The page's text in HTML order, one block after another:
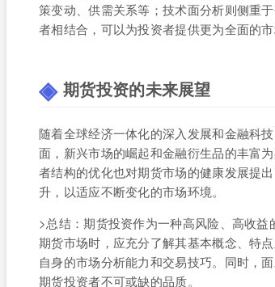
策变动、供需关系等；技术面分析则侧重
者相结合，可以为投资者提供更为全面的市
期货投资的未来展望
随着全球经济一体化的深入发展和金融科
面，新兴市场的崛起和金融衍生品的丰富
者结构的优化也对期货市场的健康发展提
升，以适应不断变化的市场环境。
>总结：期货投资作为一种高风险、高收
期货市场时，应充分了解其基本概念、特
自身的市场分析能力和交易技巧。同时，
期货投资者不可或缺的品质。